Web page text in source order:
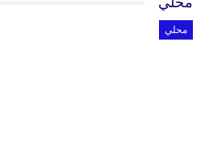
محلي